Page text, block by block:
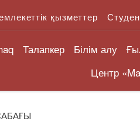
қызметтер
Талапкер Білім алу
Центр